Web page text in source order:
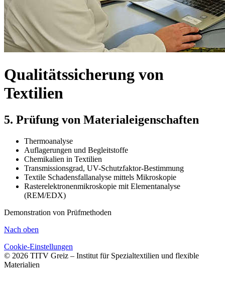
Qualitätssicherung von
Textilien
5. Prüfung von Materialeigenschaften
Thermoanalyse
Auflagerungen und Begleitstoffe
Chemikalien in Textilien
Transmissionsgrad, UV-Schutzfaktor-Bestimmung
Textile Schadensfallanalyse mittels Mikroskopie
Rasterelektronenmikroskopie mit Elementanalyse
(REM/EDX)
Demonstration von Prüfmethoden
Nach oben
Cookie-Einstellungen
© 2026 TITV Greiz – Institut für Spezialtextilien und flexible
Materialien